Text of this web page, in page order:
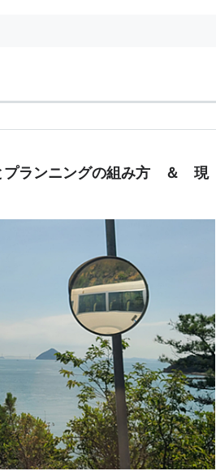
ーターミナル海の駅「なおし
くの「Little Plum」です。ま
プランニングの組み方 ＆ 現